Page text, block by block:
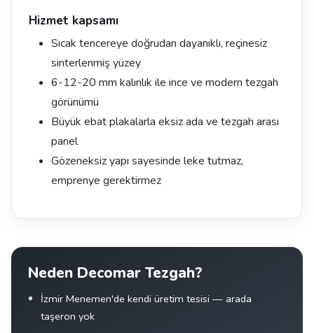
Hizmet kapsamı
Sıcak tencereye doğrudan dayanıklı, reçinesiz
sinterlenmiş yüzey
6-12-20 mm kalınlık ile ince ve modern tezgah
görünümü
Büyük ebat plakalarla eksiz ada ve tezgah arası
panel
Gözeneksiz yapı sayesinde leke tutmaz,
emprenye gerektirmez
Neden Decomar Tezgah?
İzmir Menemen'de kendi üretim tesisi — arada
taşeron yok